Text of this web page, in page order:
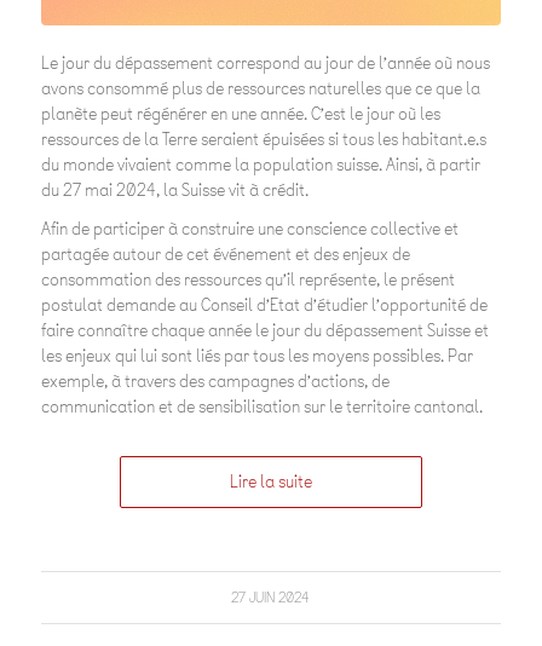
Le jour du dépassement correspond au jour de l’année où nous
avons consommé plus de ressources naturelles que ce que la
planète peut régénérer en une année. C’est le jour où les
ressources de la Terre seraient épuisées si tous les habitant.e.s
du monde vivaient comme la population suisse. Ainsi, à partir
du 27 mai 2024, la Suisse vit à crédit.
Afin de participer à construire une conscience collective et
partagée autour de cet événement et des enjeux de
consommation des ressources qu’il représente, le présent
postulat demande au Conseil d’Etat d’étudier l’opportunité de
faire connaître chaque année le jour du dépassement Suisse et
les enjeux qui lui sont liés par tous les moyens possibles. Par
exemple, à travers des campagnes d’actions, de
communication et de sensibilisation sur le territoire cantonal.
Lire la suite
27 JUIN 2024